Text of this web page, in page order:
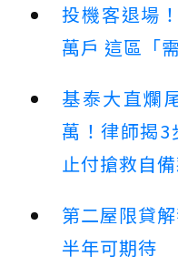
投機客退場
萬戶 這區「
基泰大直爛
萬！律師揭
止付搶救自
第二屋限貸
半年可期待